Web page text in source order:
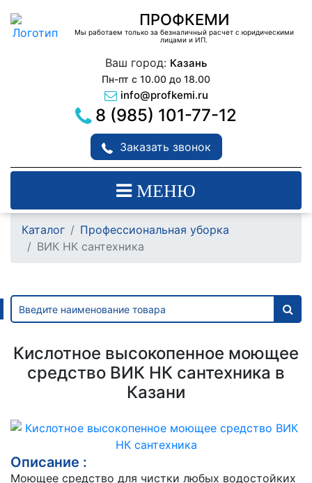
ПРОФКЕМИ
Мы работаем только за безналичный расчет с юридическими
лицами и ИП.
Ваш город: Казань
Пн-пт с 10.00 до 18.00
info@profkemi.ru
8 (985) 101-77-12
Заказать звонок
МЕНЮ
Каталог
Профессиональная уборка
ВИК НК сантехника
Кислотное высокопенное моющее
средство ВИК НК сантехника в
Казани
Описание :
Моющее средство для чистки любых водостойких